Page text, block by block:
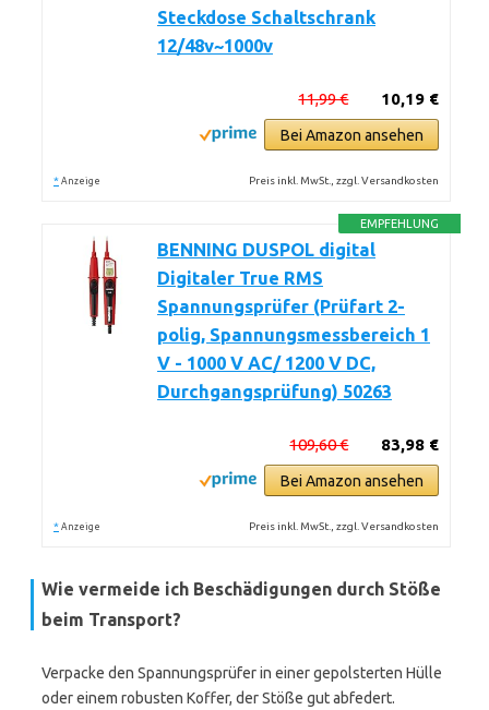
Steckdose Schaltschrank
12/48v~1000v
10,19 €
11,99 €
Bei Amazon ansehen
* Anzeige Preis inkl. MwSt., zzgl. Versandkosten
EMPFEHLUNG
BENNING DUSPOL digital
Digitaler True RMS
Spannungsprüfer (Prüfart 2-
polig, Spannungsmessbereich 1
V - 1000 V AC/ 1200 V DC,
Durchgangsprüfung) 50263
83,98 €
109,60 €
Bei Amazon ansehen
* Anzeige Preis inkl. MwSt., zzgl. Versandkosten
Wie vermeide ich Beschädigungen durch Stöße
beim Transport?
Verpacke den Spannungsprüfer in einer gepolsterten Hülle
oder einem robusten Koffer, der Stöße gut abfedert.